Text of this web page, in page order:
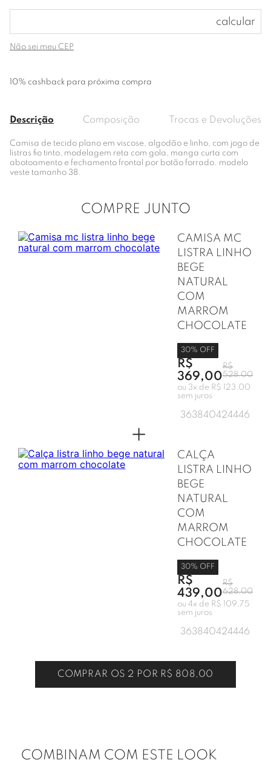
Não sei meu CEP
10% cashback para próxima compra
Descrição Composição Trocas e Devoluções
Camisa de tecido plano em viscose, algodão e linho, com jogo de
listras fio tinto, modelagem reta com gola, manga curta com
abotoamento e fechamento frontal por botão forrado. modelo
veste tamanho 38.
COMPRE JUNTO
CAMISA MC
LISTRA LINHO
BEGE
NATURAL
COM
MARROM
CHOCOLATE
30% OFF
R$
369,00
R$
528,00
ou 3x de R$ 123,00
sem juros
363840424446
+
CALÇA
LISTRA LINHO
BEGE
NATURAL
COM
MARROM
CHOCOLATE
30% OFF
R$
439,00
R$
628,00
ou 4x de R$ 109,75
sem juros
363840424446
COMPRAR OS 2 POR R$ 808,00
COMBINAM COM ESTE LOOK